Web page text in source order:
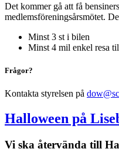
Det kommer gå att få
medlemsföreningsårsmötet.
Minst 3 st i bilen
Minst 4 mil enkel resa
Frågor?
Kontakta styrelsen på
Halloween på
Vi ska återvända till